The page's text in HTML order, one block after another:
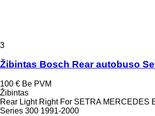
3
Žibintas Bosch Rear autobuso
100 € Be PVM
Žibintas
Rear Light Right For SETRA MERCEDES
Series 300 1991-2000